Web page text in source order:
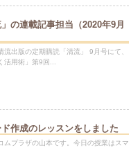
の連載記事担当（2020年9月
出版の定期購読「清流」 9月号にて、
活用術」第9回...
作成のレッスンをしました
ムプラザの山本です。今日の授業はスマ